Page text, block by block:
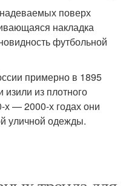
поверх
накладка
футбольной
примерно в 1895
из плотного
— 2000-х годах они
уличной одежды.